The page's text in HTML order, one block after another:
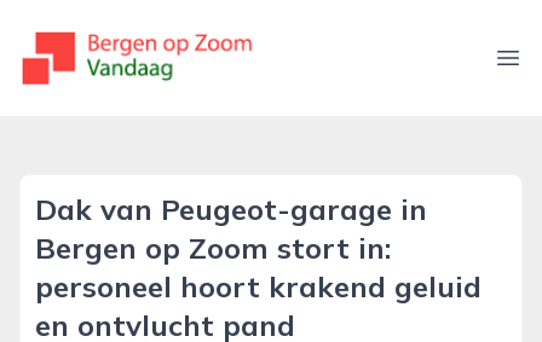
bergenopzoomvandaag.nl
Dak van Peugeot-garage in
Bergen op Zoom stort in:
personeel hoort krakend geluid
en ontvlucht pand